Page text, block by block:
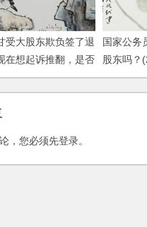
受大股东欺负签了退
在想起诉推翻，是否
国家公务
股东吗？
，您必须先登录。